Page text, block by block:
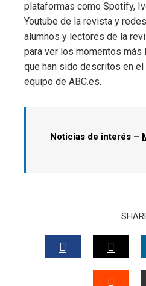
plataformas como Spotify,
Youtube de la revista y
alumnos y lectores de la
para ver los momentos
que han sido descritos en
equipo de ABC.es.
Noticias de interés –
FACEBOOK